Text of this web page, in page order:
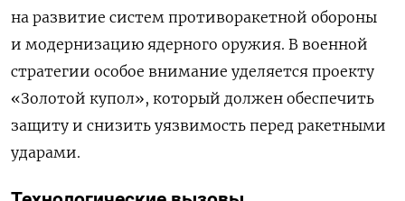
на развитие систем противоракетной обороны
и модернизацию ядерного оружия. В военной
стратегии особое внимание уделяется проекту
«Золотой купол», который должен обеспечить
защиту и снизить уязвимость перед ракетными
ударами.